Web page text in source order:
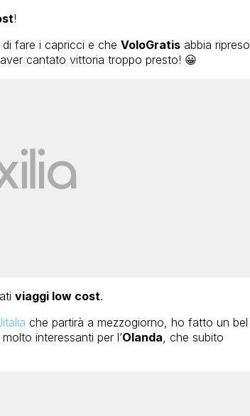
!
fare i capricci e che VoloGratisabbia ripreso
cantato vittoria troppo presto! 😀
viaggi low cost.
che partirà a mezzogiorno, ho fatto un bel
interessanti per l’Olanda , che subito